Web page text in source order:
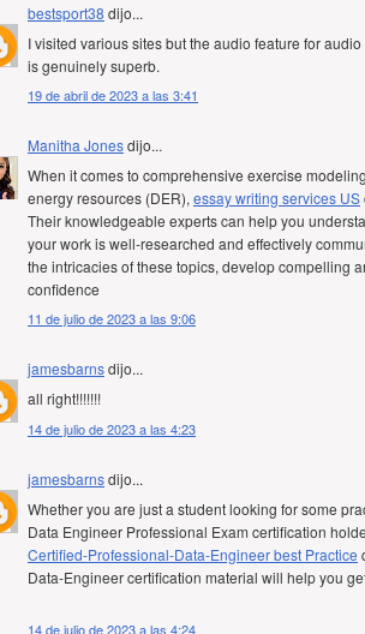
bestsport38 dijo...
I visited various sites but the audio feature for
is genuinely superb.
19 de abril de 2023 a las 3:41
Manitha Jonesdijo...
When it comes to comprehensive exercise
energy resources (DER), essay writing services US
Their knowledgeable experts can help you
your work is well-researched and effectively
the intricacies of these topics, develop compelling
confidence
11 de julio de 2023 a las 9:06
jamesbarnsdijo...
all right!!!!!!!
14 de julio de 2023 a las 4:23
jamesbarnsdijo...
Whether you are just a student looking for some
Data Engineer Professional Exam certification
Certified-Professional-Data-Engineer best Practice
Data-Engineer certification material will help you
14 de julio de 2023 a las 4:24